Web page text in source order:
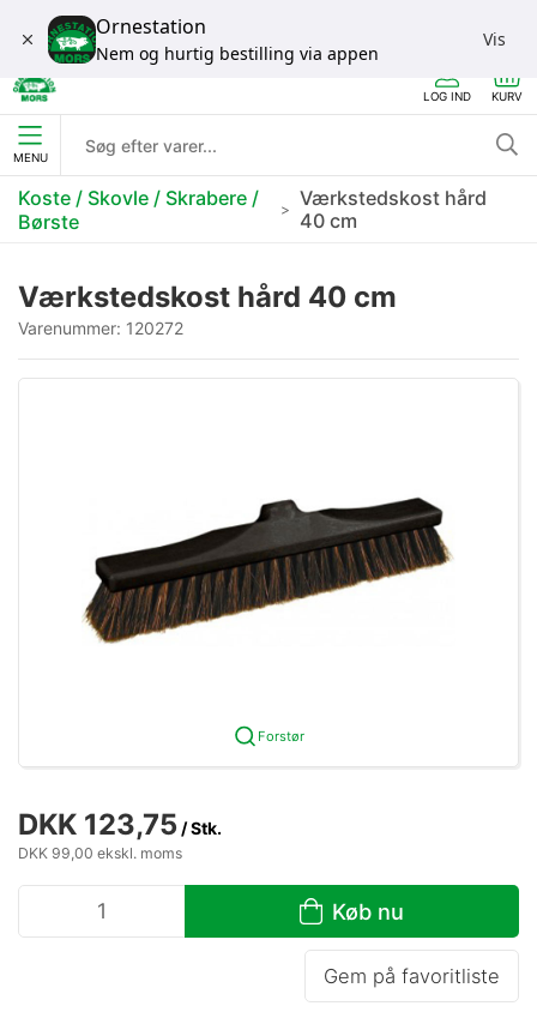
LOG IND KURV
MENU
Koste / Skovle / Skrabere /
Børste
Værkstedskost hård
40 cm
Værkstedskost hård 40 cm
Varenummer: 120272
Forstør
DKK 123,75 / Stk.
DKK 99,00 ekskl. moms
Køb nu
Gem på favoritliste
Ornestation
Nem og hurtig bestilling via appen
Vis